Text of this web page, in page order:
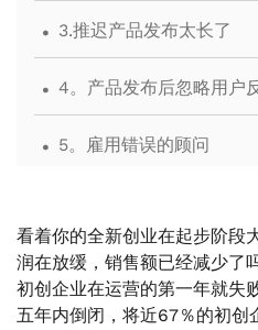
. 3.推迟产品发布太长了
. 4。产品发布后忽略用户
. 5。雇用错误的顾问
看着你的全新创业在起步阶段
润在放缓，销售额已经减少了
初创企业在运营的第一年就失
五年内倒闭，将近67％的初创